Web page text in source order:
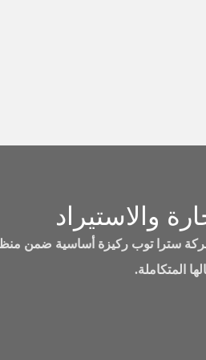
والاستيراد
شركة سترا توب ركيزة أساسية ضمن
المتكاملة.